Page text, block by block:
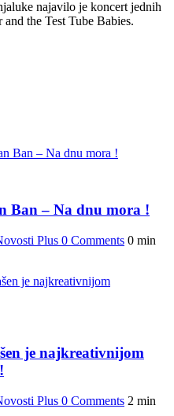
najavilo je koncert jednih
and the Test Tube Babies.
Ban – Na dnu mora !
Plus 0 Comments 0 min
je najkreativnijom
Plus 0 Comments 2 min